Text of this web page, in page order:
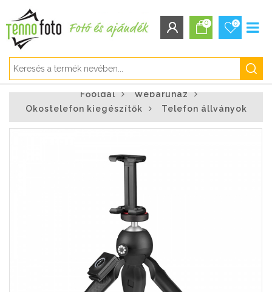
Regisztráció
Elfelejtett jelszó
0 0
Főoldal
Webáruház
Okostelefon kiegészítők
Telefon állványok